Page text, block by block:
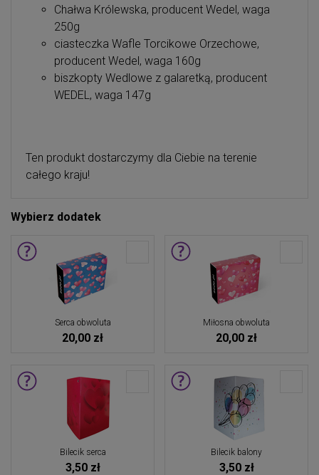
Chałwa Królewska, producent Wedel, waga
250g
ciasteczka Wafle Torcikowe Orzechowe,
producent Wedel, waga 160g
biszkopty Wedlowe z galaretką, producent
WEDEL, waga 147g
Ten produkt dostarczymy dla Ciebie na terenie
całego kraju!
Wybierz dodatek
Serca obwoluta
20,00 zł
Miłosna obwoluta
20,00 zł
Bilecik serca
3,50 zł
Bilecik balony
3,50 zł